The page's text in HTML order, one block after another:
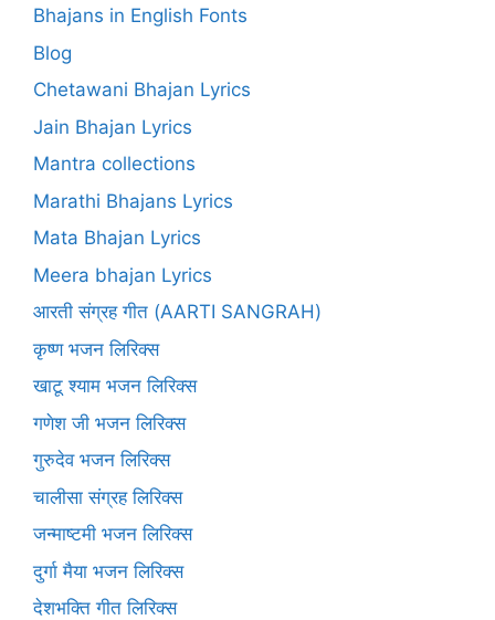
Bhajans in English Fonts
Blog
Chetawani Bhajan Lyrics
Jain Bhajan Lyrics
Mantra collections
Marathi Bhajans Lyrics
Mata Bhajan Lyrics
Meera bhajan Lyrics
आरती संग्रह गीत (AARTI SANGRAH)
कृष्ण भजन लिरिक्स
खाटू श्याम भजन लिरिक्स
गणेश जी भजन लिरिक्स
गुरुदेव भजन लिरिक्स
चालीसा संग्रह लिरिक्स
जन्माष्टमी भजन लिरिक्स
दुर्गा मैया भजन लिरिक्स
देशभक्ति गीत लिरिक्स